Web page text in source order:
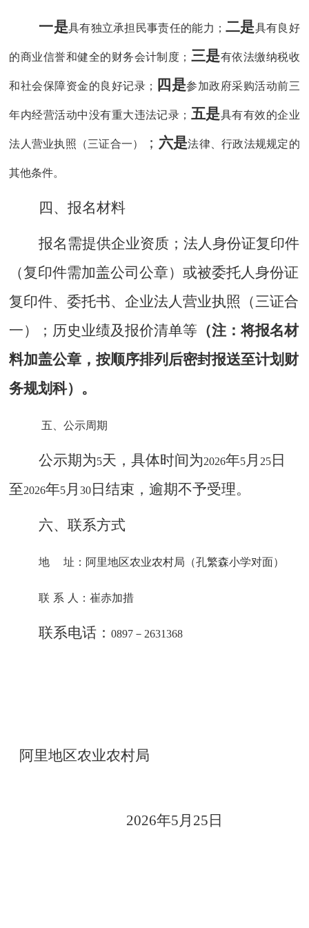
一是具有独立承担民事责任的能力； 二是具有良好
的商业信誉和健全的财务会计制度； 三是有依法缴纳税收
和社会保障资金的良好记录； 四是参加政府采购活动前三
年内经营活动中没有重大违法记录； 五是具有有效的企业
法人营业执照（三证合一） ； 六是法律、行政法规规定的
其他条件。
四、报名材料
报名需提供企业资质；法人身份证复印件
（复印件需加盖公司公章）或被委托人身份证
复印件、委托书、企业法人营业执照（三证合
一）
；历史业绩及报价清单等 （注：将报名材
料加盖公章，按顺序排列后密封报送至计划财
务规划科）。
五、公示周期
公示期为5天，具体时间为2026年5 月 25 日
至2026年5 月30 日结束 ，逾期不予受理。
六、联系方式
地 址：阿里地区农业农村局（孔繁森小学对面）
联 系 人：崔赤加措
联系电话：0897 － 2631368
阿里地区农业农村局
2026年5 月 25 日